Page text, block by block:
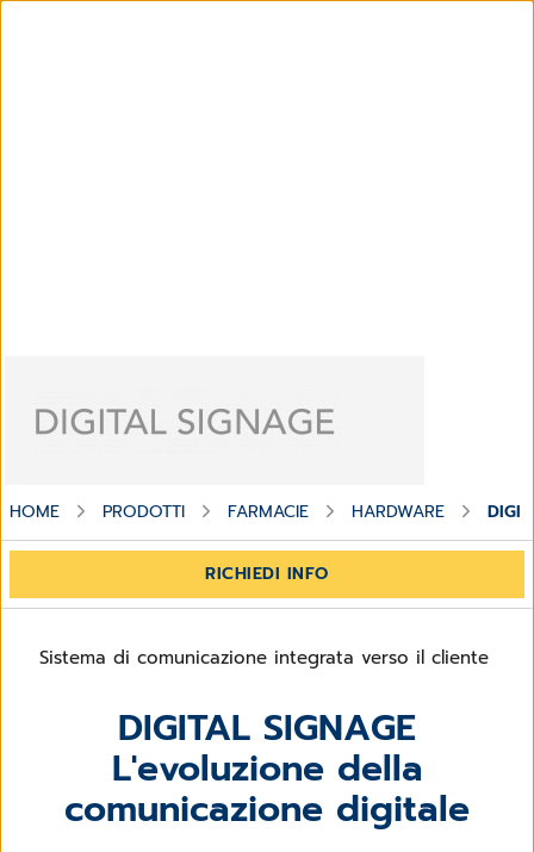
HOME PRODOTTI FARMACIE HARDWARE
RICHIEDI INFO
Sistema di comunicazione integrata verso il cliente
DIGITAL SIGNAGE
L'evoluzione della
comunicazione digitale